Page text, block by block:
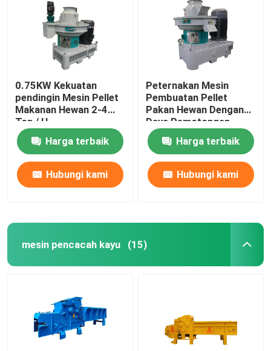
0.75KW Kekuatan
pendingin Mesin Pellet
Makanan Hewan 2-4
Ton / H
Harga terbaik
Hubungi kami
Peternakan Mesin
Pembuatan Pellet
Pakan Hewan Dengan
Daya Pemotongan
55KW 0.75KW
Harga terbaik
Hubungi kami
mesin pencacah kayu (15)